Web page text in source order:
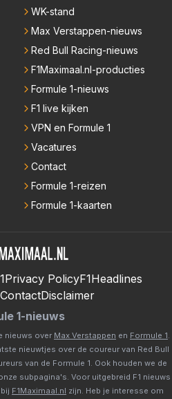
WK-stand
Max Verstappen-nieuws
Red Bull Racing-nieuws
F1Maximaal.nl-producties
Formule 1-nieuws
F1 live kijken
VPN en Formule 1
Vacatures
Contact
Formule 1-reizen
Formule 1-kaarten
Privacy PolicyF1Headlines
ContactDisclaimer
1-nieuws
nieuws over Max Verstappen en Formule 1
nieuwtjes over de coureur van Red Bull
van de Formule 1. Ook houden we de
subpagina's. Voor uitgebreid F1 nieuws
F1Maximaal.nl zijn. Heb je interesse om